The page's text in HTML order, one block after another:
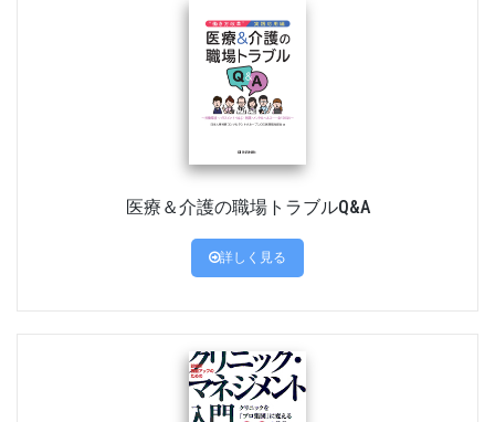
医療＆介護の職場トラブルQ&A
詳しく見る